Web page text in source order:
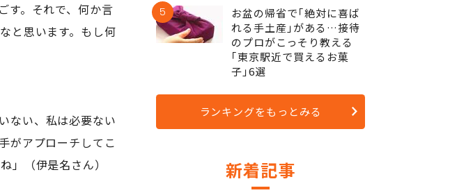
す。それで、何か言
と思います。もし何
ない、私は必要ない
がアプローチしてこ
」（伊是名さん）
5
お盆の帰省で｢絶対に喜ば
れる手土産｣がある…接待
のプロがこっそり教える
｢東京駅近で買えるお菓
子｣6選
ランキングをもっとみる
新着記事